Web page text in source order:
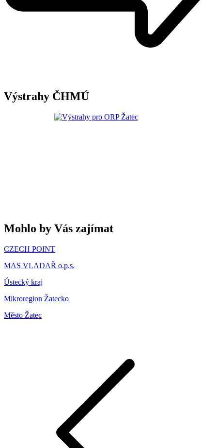
Výstrahy ČHMÚ
Mohlo by Vás zajímat
CZECH POINT
MAS VLADAŘ o.p.s.
Ústecký kraj
Mikroregion Žatecko
Město Žatec